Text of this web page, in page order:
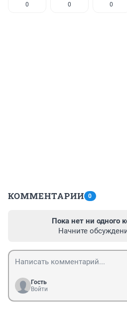
0 0 0
КОММЕНТАРИИ 0
Пока нет ни одного
Начните
Гость
Войти